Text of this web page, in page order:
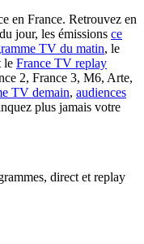
en France. Retrouvez en
jour, les émissions ce
TV du matin, le
le France TV replay
2, France 3, M6, Arte,
TV demain, audiences
plus jamais votre
direct et replay